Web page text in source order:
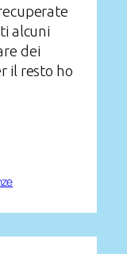
alcuni
dei
il resto ho